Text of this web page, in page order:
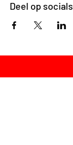
Deel op socials
jump!